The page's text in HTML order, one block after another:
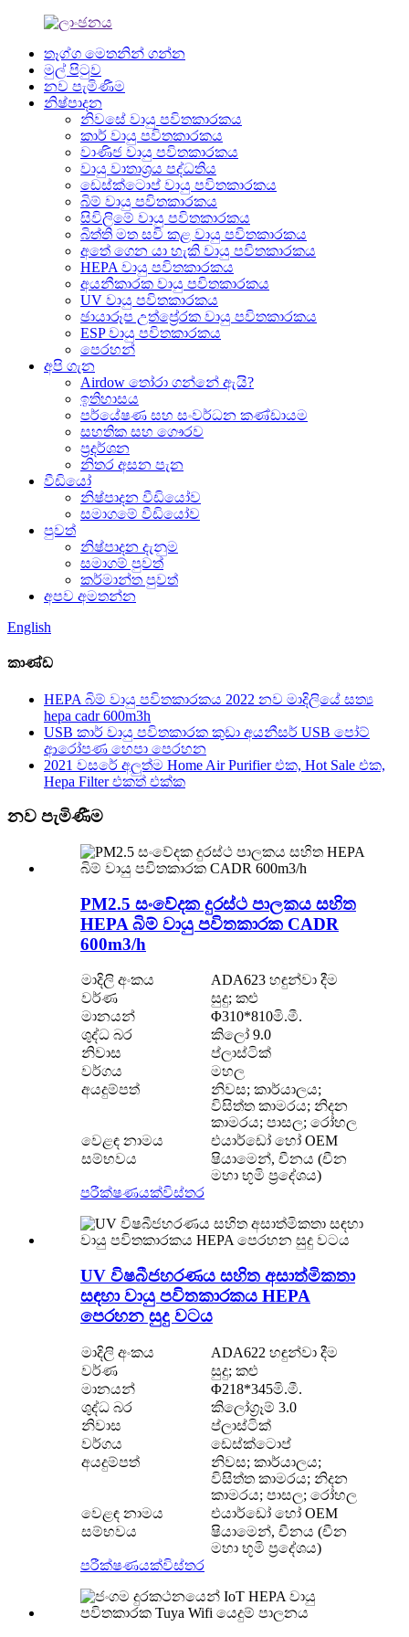
තෑග්ග මෙතනින් ගන්න
මුල් පිටුව
නව පැමිණීම
නිෂ්පාදන
නිවසේ වායු පවිතකාරකය
කාර් වායු පවිතකාරකය
වාණිජ වායු පවිතකාරකය
වායු වාතාශ්‍රය පද්ධතිය
ඩෙස්ක්ටොප් වායු පවිතකාරකය
බිම් වායු පවිතකාරකය
සිවිලිමේ වායු පවිතකාරකය
බිත්ති මත සවි කළ වායු පවිතකාරකය
අතේ ගෙන යා හැකි වායු පවිතකාරකය
HEPA වායු පවිතකාරකය
අයනීකාරක වායු පවිතකාරකය
UV වායු පවිතකාරකය
ඡායාරූප උත්ප්‍රේරක වායු පවිතකාරකය
ESP වායු පවිතකාරකය
පෙරහන්
අපි ගැන
Airdow තෝරා ගන්නේ ඇයි?
ඉතිහාසය
පර්යේෂණ සහ සංවර්ධන කණ්ඩායම
සහතික සහ ගෞරව
ප්‍රදර්ශන
නිතර අසන පැන
වීඩියෝ
නිෂ්පාදන වීඩියෝව
සමාගමේ වීඩියෝව
පුවත්
නිෂ්පාදන දැනුම
සමාගම් පුවත්
කර්මාන්ත පුවත්
අපව අමතන්න
English
කාණ්ඩ
HEPA බිම් වායු පවිතකාරකය 2022 නව මාදිලියේ සත්‍ය
hepa cadr 600m3h
USB කාර් වායු පවිතකාරක කුඩා අයනීසර් USB පෝට්
ආරෝපණ හෙපා පෙරහන
2021 වසරේ අලුත්ම Home Air Purifier එක, Hot Sale එක,
Hepa Filter එකත් එක්ක
නව පැමිණීම
PM2.5 සංවේදක දුරස්ථ පාලකය සහිත
HEPA බිම් වායු පවිතකාරක CADR
600m3/h
මාදිලි අංකය
ADA623 හඳුන්වා දීම
වර්ණ
සුදු; කළු
මානයන්
Φ310*810මි.මී.
ශුද්ධ බර
කිලෝ 9.0
නිවාස
ප්ලාස්ටික්
වර්ගය
මහල
අයදුම්පත්
නිවස; කාර්යාලය;
විසිත්ත කාමරය; නිදන
කාමරය; පාසල; රෝහල
වෙළඳ නාමය
එයාර්ඩෝ හෝ OEM
සම්භවය
ෂියාමෙන්, චීනය (චීන
මහා භූමි ප්‍රදේශය)
පරීක්ෂණයක්විස්තර
UV විෂබීජහරණය සහිත අසාත්මිකතා
සඳහා වායු පවිතකාරකය HEPA
පෙරහන සුදු වටය
මාදිලි අංකය
ADA622 හඳුන්වා දීම
වර්ණ
සුදු; කළු
මානයන්
Φ218*345මි.මී.
ශුද්ධ බර
කිලෝග්‍රෑම් 3.0
නිවාස
ප්ලාස්ටික්
වර්ගය
ඩෙස්ක්ටොප්
අයදුම්පත්
නිවස; කාර්යාලය;
විසිත්ත කාමරය; නිදන
කාමරය; පාසල; රෝහල
වෙළඳ නාමය
එයාර්ඩෝ හෝ OEM
සම්භවය
ෂියාමෙන්, චීනය (චීන
මහා භූමි ප්‍රදේශය)
පරීක්ෂණයක්විස්තර